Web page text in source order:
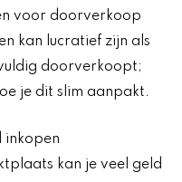
voor doorverkoop
kan lucratief zijn als
doorverkoopt;
je dit slim aanpakt.
inkopen
kan je veel geld